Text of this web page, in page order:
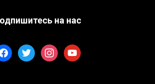
на нас